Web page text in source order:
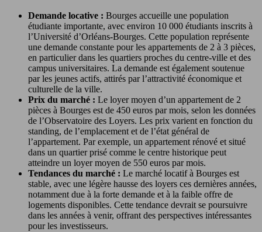
Demande locative : Bourges accueille une population
étudiante importante, avec environ 10 000 étudiants inscrits à
l’Université d’Orléans-Bourges. Cette population représente
une demande constante pour les appartements de 2 à 3 pièces,
en particulier dans les quartiers proches du centre-ville et des
campus universitaires. La demande est également soutenue
par les jeunes actifs, attirés par l’attractivité économique et
culturelle de la ville.
Prix du marché : Le loyer moyen d’un appartement de 2
pièces à Bourges est de 450 euros par mois, selon les données
de l’Observatoire des Loyers. Les prix varient en fonction du
standing, de l’emplacement et de l’état général de
l’appartement. Par exemple, un appartement rénové et situé
dans un quartier prisé comme le centre historique peut
atteindre un loyer moyen de 550 euros par mois.
Tendances du marché : Le marché locatif à Bourges est
stable, avec une légère hausse des loyers ces dernières années,
notamment due à la forte demande et à la faible offre de
logements disponibles. Cette tendance devrait se poursuivre
dans les années à venir, offrant des perspectives intéressantes
pour les investisseurs.